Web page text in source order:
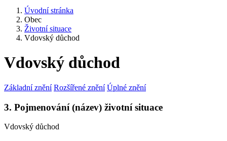
Úvodní stránka
Obec
Životní situace
Vdovský důchod
Vdovský důchod
Základní znění Rozšířené znění Úplné znění
3. Pojmenování (název) životní situace
Vdovský důchod